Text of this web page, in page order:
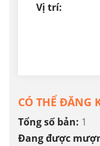
Vị trí:
CÓ THỂ ĐĂNG
Tổng số bản: 1
Đang được